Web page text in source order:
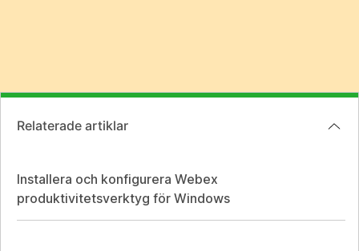
Relaterade artiklar
Installera och konfigurera Webex
produktivitetsverktyg för Windows